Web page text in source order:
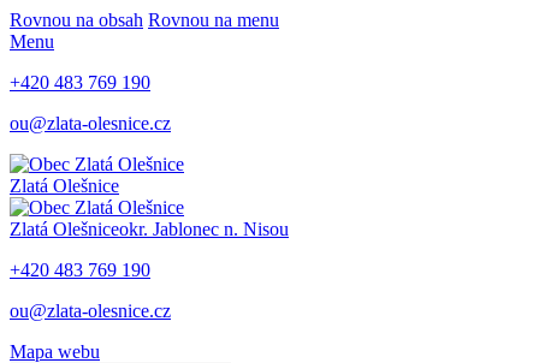
Rovnou na obsah Rovnou na menu
Menu
+420 483 769 190
ou@zlata-olesnice.cz
Zlatá Olešnice
Zlatá Olešniceokr. Jablonec n. Nisou
+420 483 769 190
ou@zlata-olesnice.cz
Mapa webu